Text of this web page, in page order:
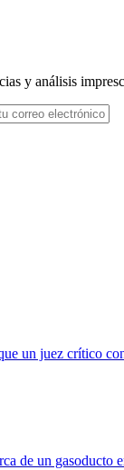
y análisis
un juez crítico
de un gasoducto